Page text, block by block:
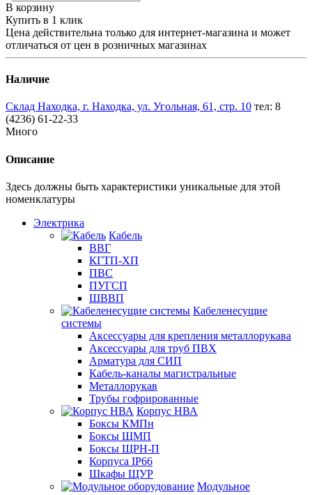
В корзину
Купить в 1 клик
Цена действительна только для интернет-магазина и может
отличаться от цен в розничных магазинах
Наличие
Склад Находка, г. Находка, ул. Угольная, 61, стр. 10 тел: 8
(4236) 61-22-33
Много
Описание
Здесь должны быть характеристики уникальные для этой
номенклатуры
Электрика
Кабель
ВВГ
КГТП-ХП
ПВС
ПУГСП
ШВВП
Кабеленесущие
системы
Аксессуары для крепления металлорукава
Аксессуары для труб ПВХ
Арматура для СИП
Кабель-каналы магистральные
Металлорукав
Трубы гофрированные
Корпус НВА
Боксы КМПн
Боксы ЩМП
Боксы ЩРН-П
Корпуса IP66
Шкафы ЩУР
Модульное